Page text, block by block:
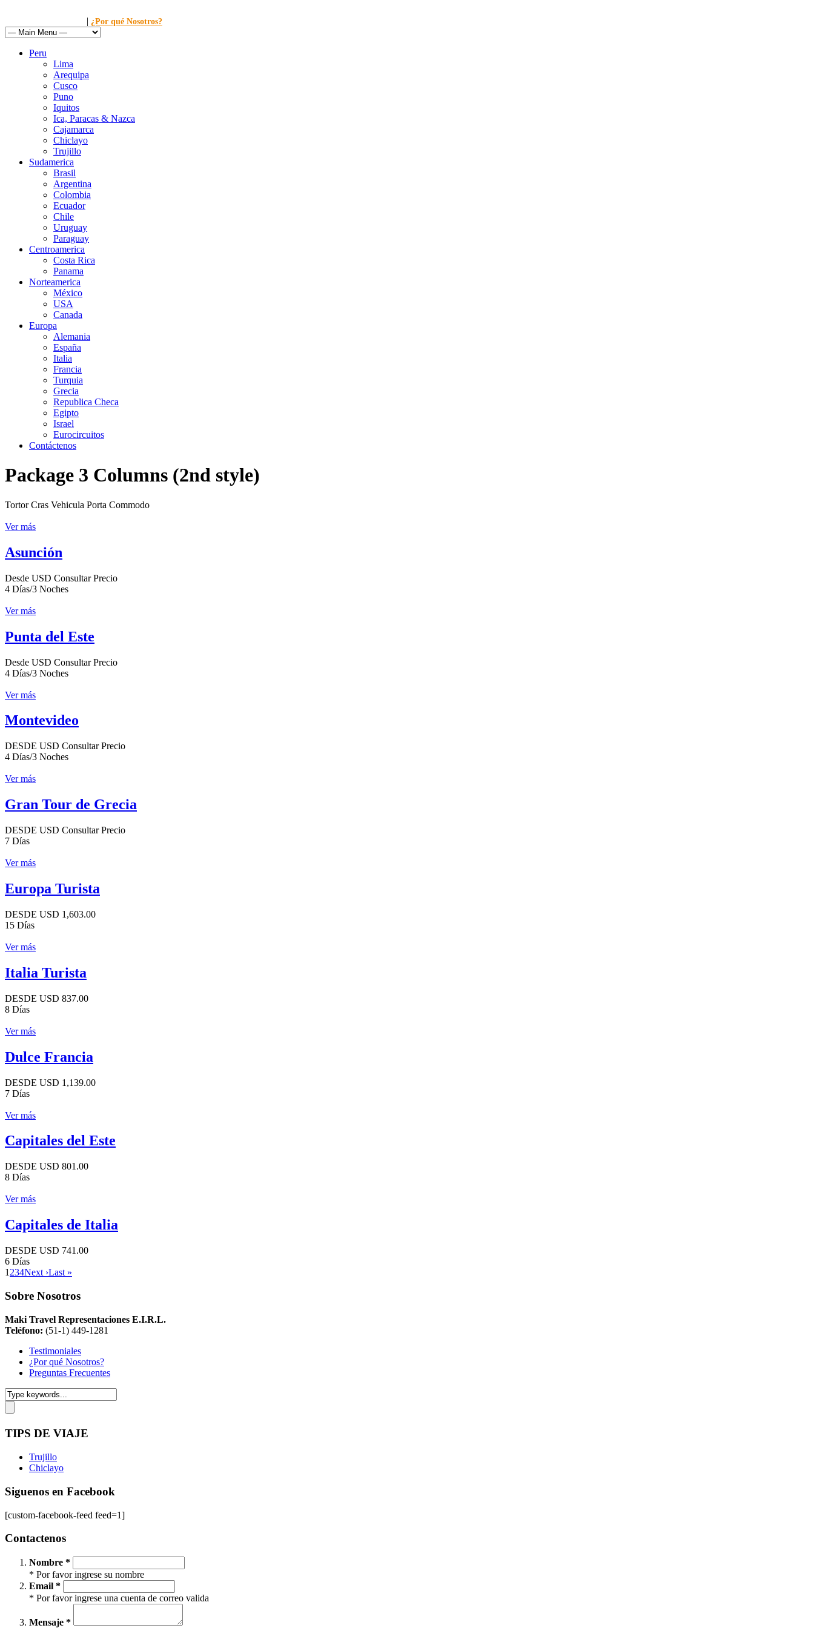
| ¿Por qué Nosotros?
Peru
Lima
Arequipa
Cusco
Puno
Iquitos
Ica, Paracas & Nazca
Cajamarca
Chiclayo
Trujillo
Sudamerica
Brasil
Argentina
Colombia
Ecuador
Chile
Uruguay
Paraguay
Centroamerica
Costa Rica
Panama
Norteamerica
México
USA
Canada
Europa
Alemania
España
Italia
Francia
Turquia
Grecia
Republica Checa
Egipto
Israel
Eurocircuitos
Contáctenos
Package 3 Columns (2nd style)
Tortor Cras Vehicula Porta Commodo
Ver más
Asunción
Desde USD Consultar Precio
4 Días/3 Noches
Ver más
Punta del Este
Desde USD Consultar Precio
4 Días/3 Noches
Ver más
Montevideo
DESDE USD Consultar Precio
4 Días/3 Noches
Ver más
Gran Tour de Grecia
DESDE USD Consultar Precio
7 Días
Ver más
Europa Turista
DESDE USD 1,603.00
15 Días
Ver más
Italia Turista
DESDE USD 837.00
8 Días
Ver más
Dulce Francia
DESDE USD 1,139.00
7 Días
Ver más
Capitales del Este
DESDE USD 801.00
8 Días
Ver más
Capitales de Italia
DESDE USD 741.00
6 Días
1 234Next ›Last »
Sobre Nosotros
Maki Travel Representaciones E.I.R.L.
Teléfono: (51-1) 449-1281
Testimoniales
¿Por qué Nosotros?
Preguntas Frecuentes
TIPS DE VIAJE
Trujillo
Chiclayo
Siguenos en Facebook
[custom-facebook-feed feed=1]
Contactenos
Nombre *
* Por favor ingrese su nombre
Email *
* Por favor ingrese una cuenta de correo valida
Mensaje *